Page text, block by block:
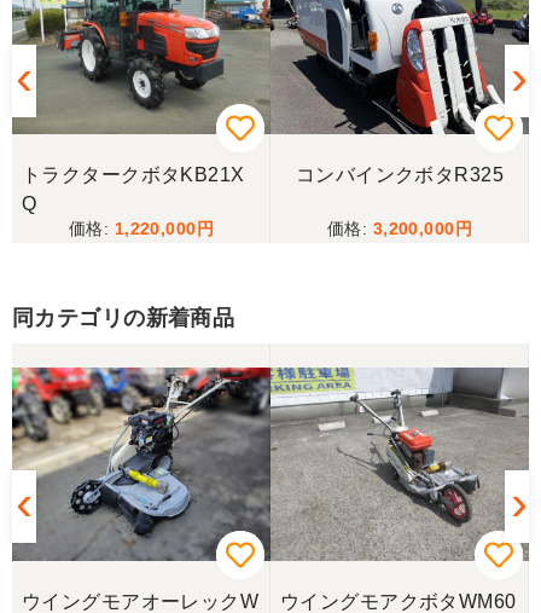
トラクタークボタKB21X
Q
1,220,000
コンバインクボタR325
3,200,000
同カテゴリの新着商品
ウイングモアオーレックW
ウイングモアクボタWM60